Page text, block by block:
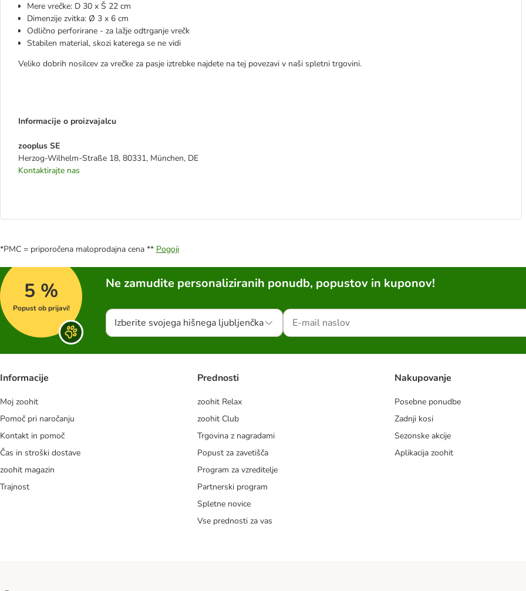
Mere vrečke: D 30 x Š 22 cm
Dimenzije zvitka: Ø 3 x 6 cm
Odlično perforirane - za lažje odtrganje vrečk
Stabilen material, skozi katerega se ne vidi
Veliko dobrih nosilcev za vrečke za pasje iztrebke najdete na tej povezavi v naši spletni trgovini.
Informacije o proizvajalcu
zooplus SE
Herzog-Wilhelm-Straße 18, 80331, München, DE
Kontaktirajte nas
*PMC = priporočena maloprodajna cena ** Pogoji
5 %
Popust ob prijavi!
Ne zamudite personaliziranih ponudb, popustov in kuponov!
Izberite svojega hišnega ljubljenčka
Informacije
Moj zoohit
Pomoč pri naročanju
Kontakt in pomoč
Čas in stroški dostave
zoohit magazin
Trajnost
Prednosti
zoohit Relax
zoohit Club
Trgovina z nagradami
Popust za zavetišča
Program za vzreditelje
Partnerski program
Spletne novice
Vse prednosti za vas
Nakupovanje
Posebne ponudbe
Zadnji kosi
Sezonske akcije
Aplikacija zoohit